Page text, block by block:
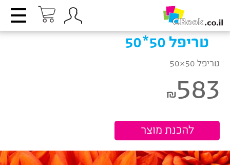
טריפל 50*50
טריפל 50×50
583
₪